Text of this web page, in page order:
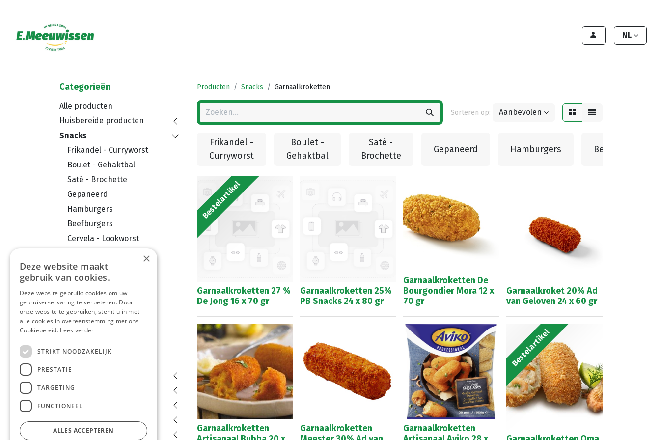
NL
Categorieën
Alle producten
Huisbereide producten
Snacks
Frikandel - Curryworst
Boulet - Gehaktbal
Saté - Brochette
Gepaneerd
Hamburgers
Beefburgers
Cervela - Lookworst
Vleeskroketten
Garnaalkroketten
Braadworsten
Loempia's
Pikant
Diverse Kroketten
Mini snacks
Sauzen
Vetten en Oliën
Broodproducten
Koelvers
Producten Snacks Garnaalkroketten
Sorteren op: Aanbevolen
Frikandel -
Curryworst
Boulet -
Gehaktbal
Saté -
Brochette
Gepaneerd Hamburgers Beefburgers
Bestelartikel
Garnaalkroketten 27 %
De Jong 16 x 70 gr
Garnaalkroketten 25%
PB Snacks 24 x 80 gr
Garnaalkroketten De
Bourgondier Mora 12 x
70 gr
Garnaalkroket 20% Ad
van Geloven 24 x 60 gr
Garnaalkroketten
Garnaalkroketten
Garnaalkroketten
Bestelartikel
×
Deze website maakt
gebruik van cookies.
Deze website gebruikt cookies om uw
gebruikerservaring te verbeteren. Door
onze website te gebruiken, stemt u in met
alle cookies in overeenstemming met ons
Cookiebeleid. Lees verder
STRIKT NOODZAKELIJK
PRESTATIE
TARGETING
FUNCTIONEEL
ALLES ACCEPTEREN